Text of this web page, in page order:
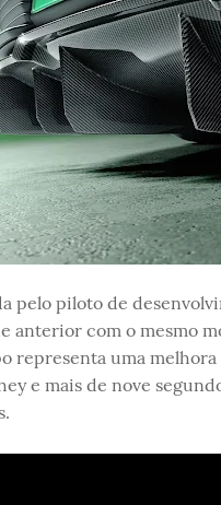
pelo piloto de
anterior com o mesmo
representa uma
e mais de nove